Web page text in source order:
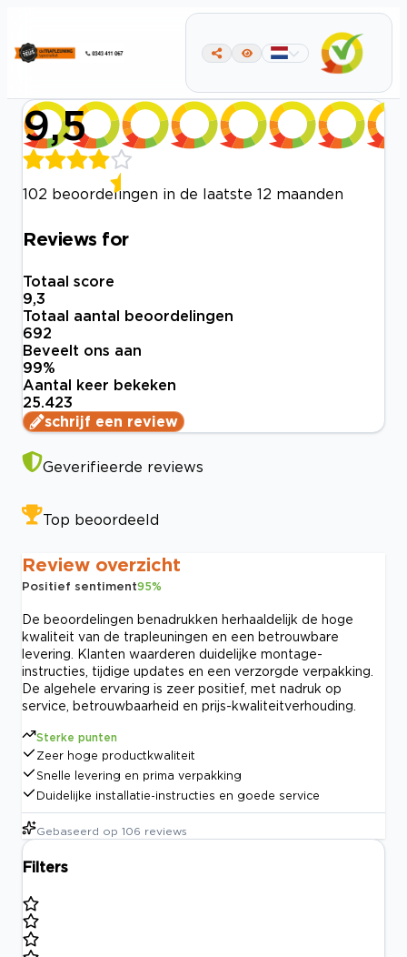
9,5
102 beoordelingen in de laatste 12 maanden
Reviews for
Totaal score
9,3
Totaal aantal beoordelingen
692
Beveelt ons aan
99%
Aantal keer bekeken
25.423
schrijf een review
Geverifieerde reviews
Top beoordeeld
Review overzicht
Positief sentiment95%
De beoordelingen benadrukken herhaaldelijk de hoge
kwaliteit van de trapleuningen en een betrouwbare
levering. Klanten waarderen duidelijke montage-
instructies, tijdige updates en een verzorgde verpakking.
De algehele ervaring is zeer positief, met nadruk op
service, betrouwbaarheid en prijs-kwaliteitverhouding.
Sterke punten
Zeer hoge productkwaliteit
Snelle levering en prima verpakking
Duidelijke installatie-instructies en goede service
Gebaseerd op 106 reviews
Filters